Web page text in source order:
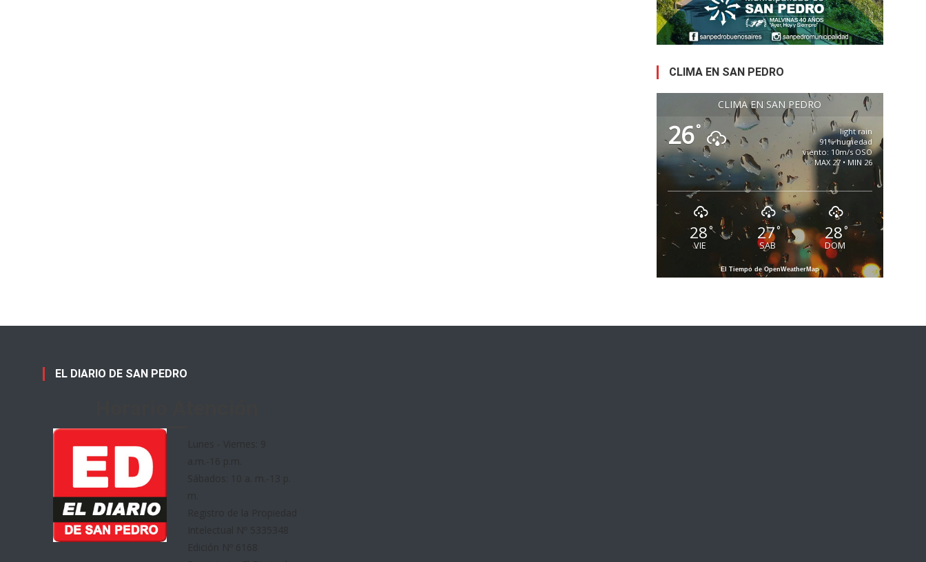
CLIMA EN SAN PEDRO
CLIMA EN SAN PEDRO
26°
light rain
91% humedad
viento: 10m/s OSO
MAX 27 • MIN 26
28°
VIE
27°
SAB
28°
DOM
El Tiempo de OpenWeatherMap
EL DIARIO DE SAN PEDRO
Lunes - Viernes: 9
a.m.-16 p.m.
Sábados: 10 a. m.-13 p.
m.
Registro de la Propiedad
Intelectual Nº 5335348
Edición Nº 6168